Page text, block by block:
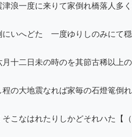
津浪一度に来りて家倒れ橋落人多
にいへどたゞ一度ゆりしのみにて
月十二日未の時のを其節古稀以上
程の大地震なれば家毎の石燈篭倒れ
こなはれたりしかどそれハた【